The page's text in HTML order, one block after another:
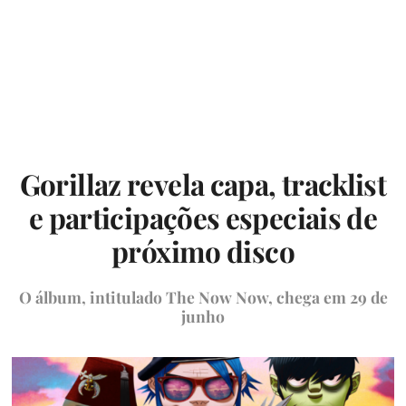
Gorillaz revela capa, tracklist
e participações especiais de
próximo disco
O álbum, intitulado The Now Now, chega em 29 de
junho